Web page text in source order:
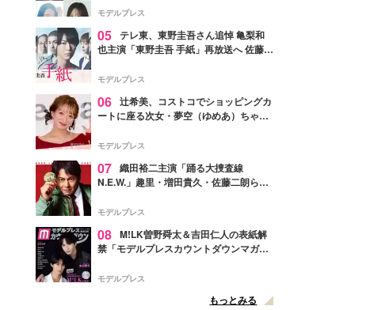
ャスト発表
モデルプレス
05 テレ東、東野圭吾さん追悼 亀梨和
也主演「東野圭吾 手紙」再放送へ 佐藤隆
モデルプレス
06 辻希美、コストコでショッピングカ
ートに座る次女・夢空（ゆめあ）ちゃん
ぎ」「成長を感じる」の声
モデルプレス
07 織田裕二主演「踊る大捜査線
N.E.W.」趣里・増田貴久・佐藤二朗ら新
徴する“謎のキーワード”も
モデルプレス
08 M!LK曽野舜太＆吉田仁人の表紙解
禁「モデルプレスカウントダウンマガジ
モデルプレス
もっとみる